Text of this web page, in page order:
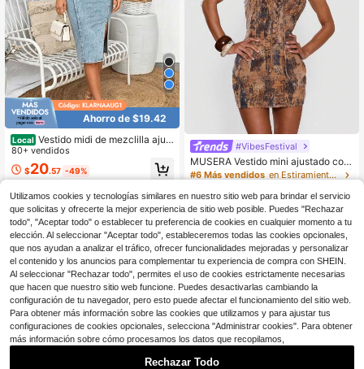
Ahorro de $19.42
Local Vestido midi de mezclilla ajust
ado y sexy para mujer, de ajuste ce
ñido, con escote en U, lavado de je
ans, vestido lápiz para club, fiesta y
80+ vendidos
$20.57 -49%
#VibesFestival
MUSERA Vestido mini ajustado con
estampado total de mezclilla, cuello
ano, festival, vacaciones, lindo, sex
y, vaquera, primavera, Ibiza, bohem
io, occidental, country, rave, salida
nocturna, gráfico, invierno, fiesta en
Nashville, elegante
#6 Más vendidos
en Estiramiento medio Vestidos de mezclilla para m
$25.29 -11%
Utilizamos cookies y tecnologías similares en nuestro sitio web para brindar el servicio
que solicitas y ofrecerte la mejor experiencia de sitio web posible. Puedes "Rechazar
todo", "Aceptar todo" o establecer tu preferencia de cookies en cualquier momento a tu
elección. Al seleccionar "Aceptar todo", estableceremos todas las cookies opcionales,
que nos ayudan a analizar el tráfico, ofrecer funcionalidades mejoradas y personalizar
el contenido y los anuncios para complementar tu experiencia de compra con SHEIN.
Al seleccionar "Rechazar todo", permites el uso de cookies estrictamente necesarias
que hacen que nuestro sitio web funcione. Puedes desactivarlas cambiando la
configuración de tu navegador, pero esto puede afectar el funcionamiento del sitio web.
Para obtener más información sobre las cookies que utilizamos y para ajustar tus
configuraciones de cookies opcionales, selecciona "Administrar cookies". Para obtener
más información sobre cómo procesamos los datos que recopilamos,
Rechazar Todo